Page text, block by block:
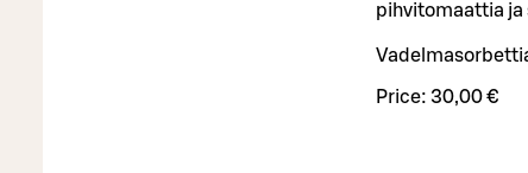
pihvitomaattia ja
Price: 30,00 €